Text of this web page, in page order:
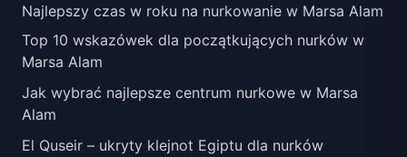
Najlepszy czas w roku na nurkowanie w Marsa Alam
Top 10 wskazówek dla początkujących nurków w
Marsa Alam
Jak wybrać najlepsze centrum nurkowe w Marsa
Alam
El Quseir – ukryty klejnot Egiptu dla nurków